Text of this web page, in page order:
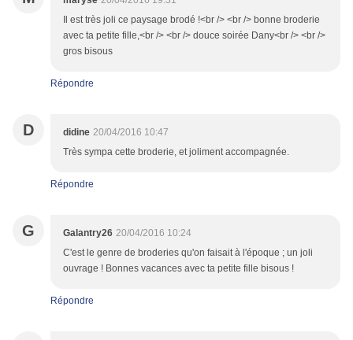
Il est très joli ce paysage brodé !<br /> <br /> bonne broderie
avec ta petite fille,<br /> <br /> douce soirée Dany<br /> <br />
gros bisous
Répondre
D didine 20/04/2016 10:47
Très sympa cette broderie, et joliment accompagnée.
Répondre
G Galantry26 20/04/2016 10:24
C'est le genre de broderies qu'on faisait à l'époque ; un joli
ouvrage ! Bonnes vacances avec ta petite fille bisous !
Répondre